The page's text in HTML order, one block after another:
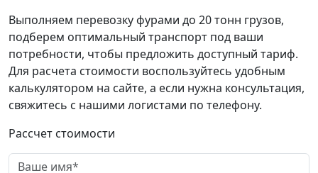
Выполняем перевозку фурами до 20 тонн грузов,
подберем оптимальный транспорт под ваши
потребности, чтобы предложить доступный тариф.
Для расчета стоимости воспользуйтесь удобным
калькулятором на сайте, а если нужна консультация,
свяжитесь с нашими логистами по телефону.
Рассчет стоимости